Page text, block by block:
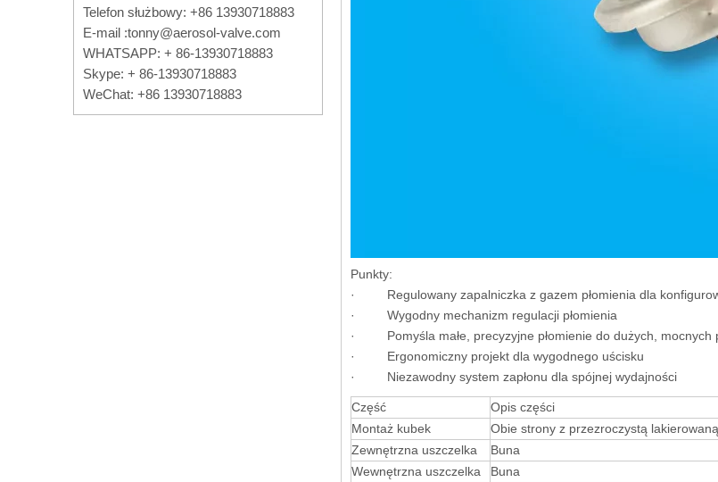
Telefon służbowy: +86 13930718883
E-mail :tonny@aerosol-valve.com
WHATSAPP: + 86-13930718883
Skype: + 86-13930718883
WeChat: +86 13930718883
Punkty:
· Regulowany zapalniczka z gazem płomienia dla
· Wygodny mechanizm regulacji płomienia
· Pomyśla małe, precyzyjne płomienie do dużych, mocnych
· Ergonomiczny projekt dla wygodnego uścisku
· Niezawodny system zapłonu dla spójnej wydajności
Część
Opis części
Montaż kubek
Obie strony z przezroczystą
Zewnętrzna uszczelka
Buna
Wewnętrzna uszczelka
Buna